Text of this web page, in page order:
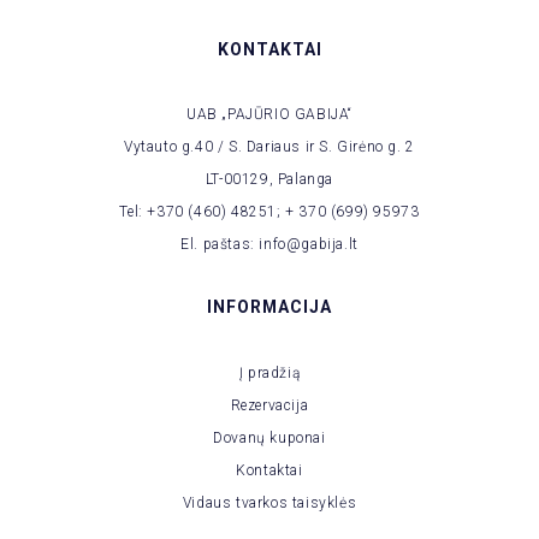
KONTAKTAI
UAB „PAJŪRIO GABIJA“
Vytauto g.40 / S. Dariaus ir S. Girėno g. 2
LT-00129, Palanga
Tel: +370 (460) 48251; + 370 (699) 95973
El. paštas: info@gabija.lt
INFORMACIJA
Į pradžią
Rezervacija
Dovanų kuponai
Kontaktai
Vidaus tvarkos taisyklės